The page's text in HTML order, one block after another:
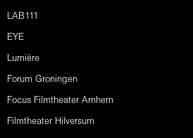
LAB111
EYE
Lumière
Forum Groningen
Focus Filmtheater Arnhem
Filmtheater Hilversum